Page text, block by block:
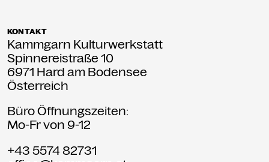
KONTAKT
Kammgarn Kulturwerkstatt
Spinnereistraße 10
6971 Hard am Bodensee
Österreich
Büro Öffnungszeiten:
Mo-Fr von 9-12
+43 5574 82731